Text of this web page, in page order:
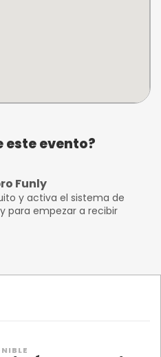
este evento?
Funly
y activa el sistema de
para empezar a recibir